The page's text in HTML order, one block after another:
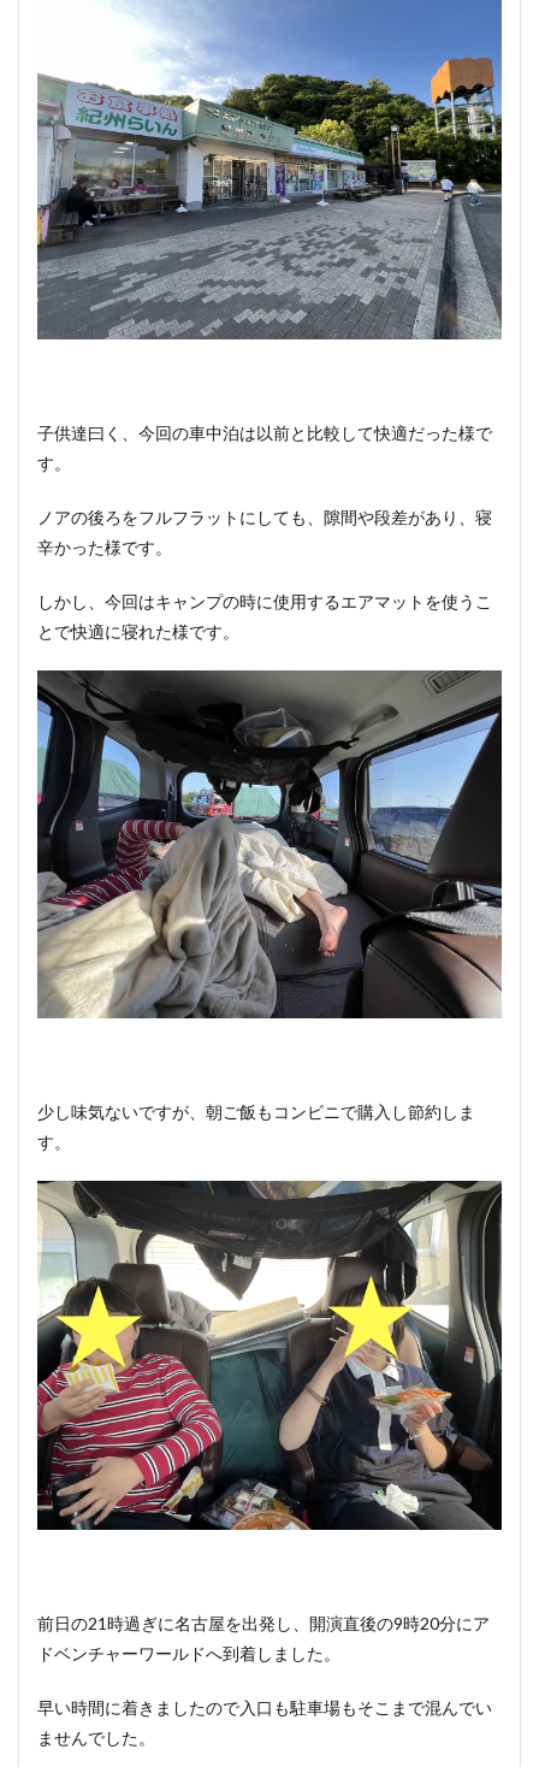
子供達曰く、今回の車中泊は以前と比較して快適だった様で
す。
ノアの後ろをフルフラットにしても、隙間や段差があり、寝
辛かった様です。
しかし、今回はキャンプの時に使用するエアマットを使うこ
とで快適に寝れた様です。
少し味気ないですが、朝ご飯もコンビニで購入し節約しま
す。
前日の21時過ぎに名古屋を出発し、開演直後の9時20分にア
ドベンチャーワールドへ到着しました。
早い時間に着きましたので入口も駐車場もそこまで混んでい
ませんでした。